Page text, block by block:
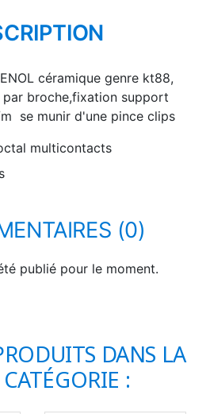
céramique genre kt88,
broche,fixation support
se munir d'une pince clips
multicontacts
(0)
publié pour le moment.
DANS LA
: